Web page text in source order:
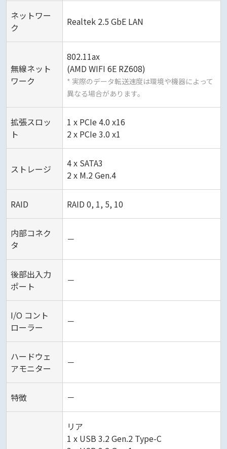
ネットワー
ク
Realtek 2.5 GbE LAN
無線ネット
ワーク
802.11ax
(AMD WIFI 6E RZ608)
* 実際のデータ転送速度は環境や機器によって
異なる場合があります。
拡張スロッ
ト
1 x PCIe 4.0 x16
2 x PCIe 3.0 x1
ストレージ
4 x SATA3
2 x M.2 Gen.4
RAID RAID 0, 1, 5, 10
内部コネク
タ
－
後部出入力
ポート
－
I/O コント
ローラー
－
ハードウェ
アモニター
－
特徴 －
リア
1 x USB 3.2 Gen.2 Type-C